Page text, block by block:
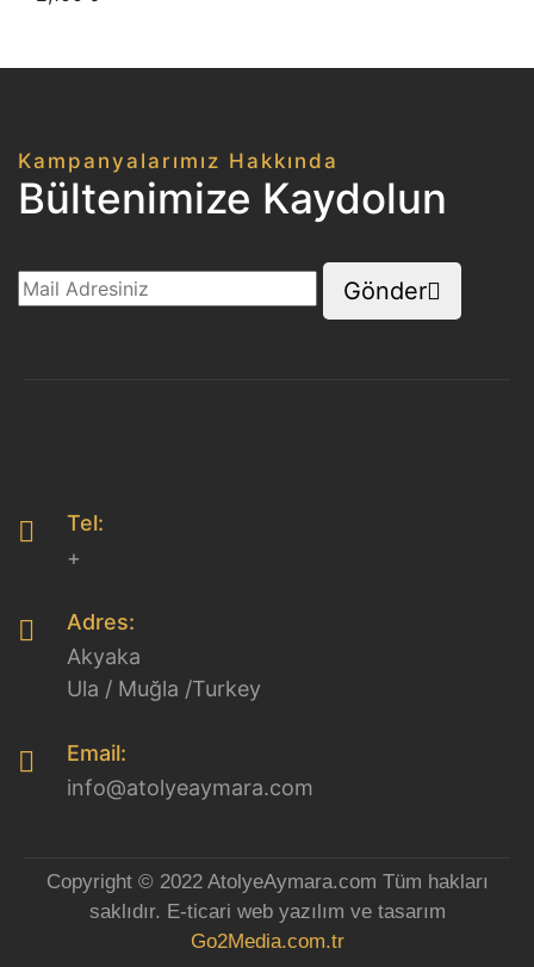
Kampanyalarımız Hakkında
Bültenimize Kaydolun
Gönder
Tel:
+
Adres:
Akyaka
Ula / Muğla /Turkey
Email:
info@atolyeaymara.com
Copyright © 2022 AtolyeAymara.com Tüm hakları
saklıdır. E-ticari web yazılım ve tasarım
Go2Media.com.tr